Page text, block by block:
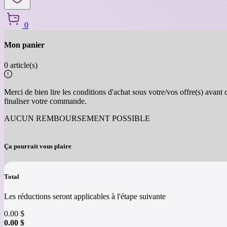
0
Mon panier
0 article(s)
Merci de bien lire les conditions d'achat sous votre/vos offre(s) avant
finaliser votre commande.
AUCUN REMBOURSEMENT POSSIBLE
Ça pourrait vous plaire
Total
Les réductions seront applicables à l'étape suivante
0.00 $
0.00 $